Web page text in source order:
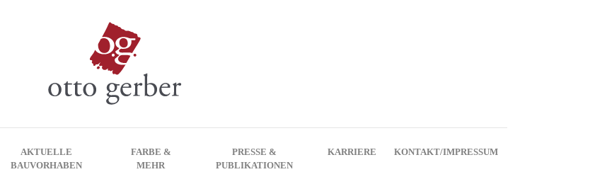
AKTUELLE
BAUVORHABEN
FARBE &
MEHR
PRESSE &
PUBLIKATIONEN
KARRIERE KONTAKT/IMPRESSUM